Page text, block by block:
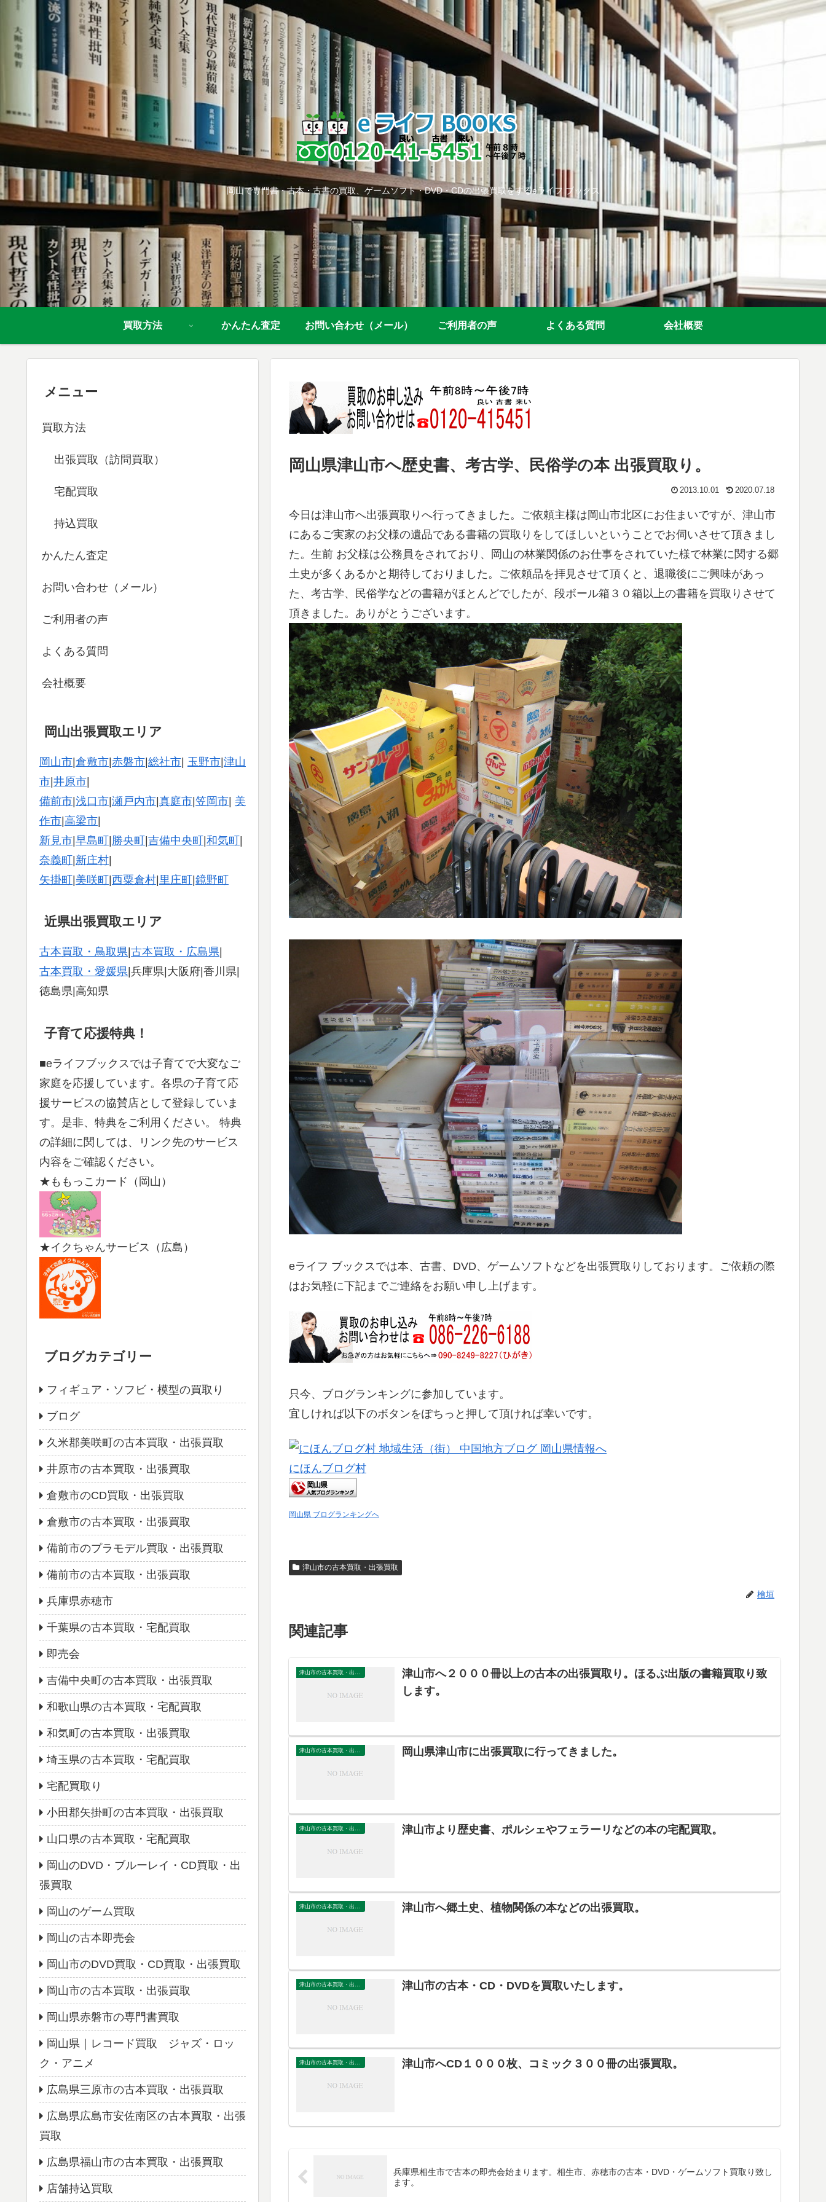
岡山で専門書・古本・古書の買取、ゲームソフト・DVD・CDの出張買取をするeライフ ブックス
買取方法 かんたん査定 お問い合わせ（メール） ご利用者の声 よくある質問 会社概要
岡山県津山市へ歴史書、考古学、民俗学の本 出張買取り。
2013.10.01 2020.07.18
今日は津山市へ出張買取りへ行ってきました。ご依頼主様は岡山市北区にお住まいですが、津山市
にあるご実家のお父様の遺品である書籍の買取りをしてほしいということでお伺いさせて頂きまし
た。生前 お父様は公務員をされており、岡山の林業関係のお仕事をされていた様で林業に関する郷
土史が多くあるかと期待しておりました。ご依頼品を拝見させて頂くと、退職後にご興味があっ
た、考古学、民俗学などの書籍がほとんどでしたが、段ボール箱３０箱以上の書籍を買取りさせて
頂きました。ありがとうございます。
eライフ ブックスでは本、古書、DVD、ゲームソフトなどを出張買取りしております。ご依頼の際
はお気軽に下記までご連絡をお願い申し上げます。
只今、ブログランキングに参加しています。
宜しければ以下のボタンをぽちっと押して頂ければ幸いです。
にほんブログ村
岡山県 ブログランキングへ
津山市の古本買取・出張買取
檜垣
関連記事
津山市の古本買取・出張買取
津山市へ２０００冊以上の古本の出張買取り。ほるぷ出版の書籍買取り致
します。
津山市の古本買取・出張買取 岡山県津山市に出張買取に行ってきました。
津山市の古本買取・出張買取 津山市より歴史書、ポルシェやフェラーリなどの本の宅配買取。
津山市の古本買取・出張買取 津山市へ郷土史、植物関係の本などの出張買取。
津山市の古本買取・出張買取 津山市の古本・CD・DVDを買取いたします。
津山市の古本買取・出張買取 津山市へCD１０００枚、コミック３００冊の出張買取。
兵庫県相生市で古本の即売会始まります。相生市、赤穂市の古本・DVD・ゲームソフト買取り致し
ます。
メニュー
買取方法
出張買取（訪問買取）
宅配買取
持込買取
かんたん査定
お問い合わせ（メール）
ご利用者の声
よくある質問
会社概要
岡山出張買取エリア
岡山市|倉敷市|赤磐市|総社市| 玉野市|津山
市|井原市|
備前市|浅口市|瀬戸内市|真庭市|笠岡市| 美
作市|高梁市|
新見市|早島町| 勝央町|吉備中央町|和気町|
奈義町|新庄村|
矢掛町|美咲町|西粟倉村| 里庄町|鏡野町
近県出張買取エリア
古本買取・鳥取県 古本買取・広島県
古本買取・愛媛県 |兵庫県|大阪府|香川県|
徳島県|高知県
子育て応援特典！
■eライフブックスでは子育てで大変なご
家庭を応援しています。各県の子育て応
援サービスの協賛店として登録していま
す。是非、特典をご利用ください。 特典
の詳細に関しては、リンク先のサービス
内容をご確認ください。
★ももっこカード（岡山）
★イクちゃんサービス（広島）
ブログカテゴリー
フィギュア・ソフビ・模型の買取り
ブログ
久米郡美咲町の古本買取・出張買取
井原市の古本買取・出張買取
倉敷市のCD買取・出張買取
倉敷市の古本買取・出張買取
備前市のプラモデル買取・出張買取
備前市の古本買取・出張買取
兵庫県赤穂市
千葉県の古本買取・宅配買取
即売会
吉備中央町の古本買取・出張買取
和歌山県の古本買取・宅配買取
和気町の古本買取・出張買取
埼玉県の古本買取・宅配買取
宅配買取り
小田郡矢掛町の古本買取・出張買取
山口県の古本買取・宅配買取
岡山のDVD・ブルーレイ・CD買取・出
張買取
岡山のゲーム買取
岡山の古本即売会
岡山市のDVD買取・CD買取・出張買取
岡山市の古本買取・出張買取
岡山県赤磐市の専門書買取
岡山県｜レコード買取 ジャズ・ロッ
ク・アニメ
広島県三原市の古本買取・出張買取
広島県広島市安佐南区の古本買取・出張
買取
広島県福山市の古本買取・出張買取
店舗持込買取